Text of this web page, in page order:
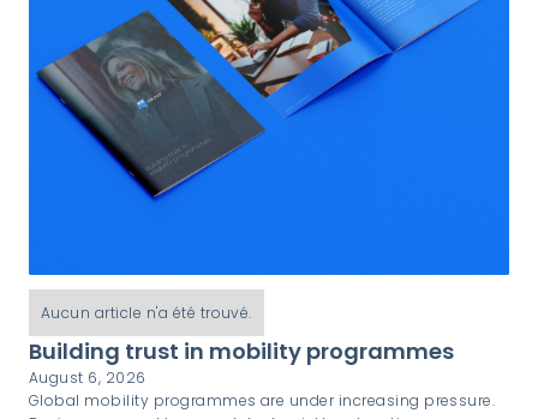
Aucun article n'a été trouvé.
Building trust in mobility programmes
August 6, 2026
Global mobility programmes are under increasing pressure.